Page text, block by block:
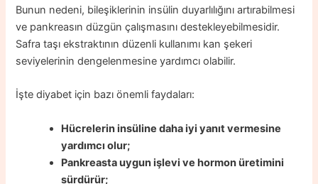
Bunun nedeni, bileşiklerinin insülin duyarlılığını artırabilmesi
ve pankreasın düzgün çalışmasını destekleyebilmesidir.
Safra taşı ekstraktının düzenli kullanımı kan şekeri
seviyelerinin dengelenmesine yardımcı olabilir.
İşte diyabet için bazı önemli faydaları:
Hücrelerin insüline daha iyi yanıt vermesine
yardımcı olur;
Pankreasta uygun işlevi ve hormon üretimini
sürdürür;